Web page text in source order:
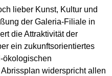
lieber Kunst, Kultur und
der Galeria-Filiale in
die Attraktivität der
ein zukunftsorientiertes
ökologischen
widerspricht allen